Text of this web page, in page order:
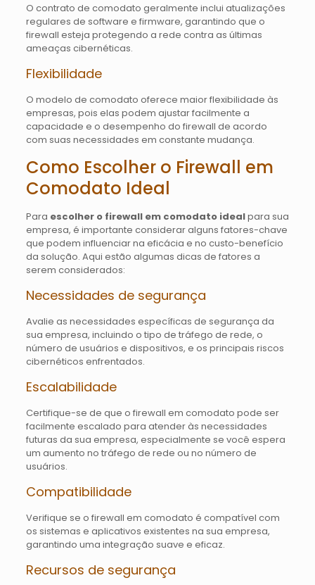
O contrato de comodato geralmente inclui atualizações
regulares de software e firmware, garantindo que o
firewall esteja protegendo a rede contra as últimas
ameaças cibernéticas.
Flexibilidade
O modelo de comodato oferece maior flexibilidade às
empresas, pois elas podem ajustar facilmente a
capacidade e o desempenho do firewall de acordo
com suas necessidades em constante mudança.
Como Escolher o Firewall em
Comodato Ideal
Para escolher o firewall em comodato idealpara sua
empresa, é importante considerar alguns fatores-chave
que podem influenciar na eficácia e no custo-benefício
da solução. Aqui estão algumas dicas de fatores a
serem considerados:
Necessidades de segurança
Avalie as necessidades específicas de segurança da
sua empresa, incluindo o tipo de tráfego de rede, o
número de usuários e dispositivos, e os principais riscos
cibernéticos enfrentados.
Escalabilidade
Certifique-se de que o firewall em comodato pode ser
facilmente escalado para atender às necessidades
futuras da sua empresa, especialmente se você espera
um aumento no tráfego de rede ou no número de
usuários.
Compatibilidade
Verifique se o firewall em comodato é compatível com
os sistemas e aplicativos existentes na sua empresa,
garantindo uma integração suave e eficaz.
Recursos de segurança